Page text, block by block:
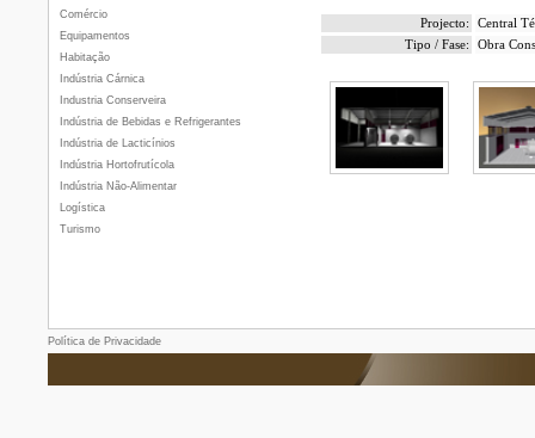
Comércio
Equipamentos
Habitação
Indústria Cárnica
Industria Conserveira
Indústria de Bebidas e Refrigerantes
Indústria de Lacticínios
Indústria Hortofrutícola
Indústria Não-Alimentar
Logística
Turismo
Projecto:
Central
Tipo / Fase:
Obra
Política de Privacidade